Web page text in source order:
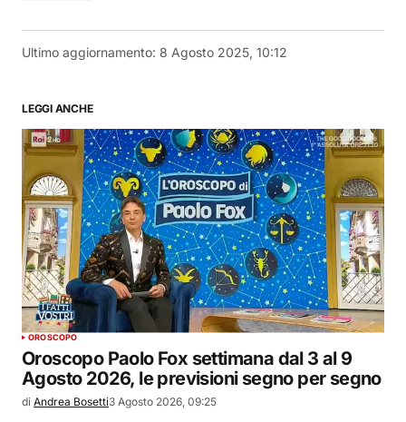
Ultimo aggiornamento: 8 Agosto 2025, 10:12
LEGGI ANCHE
OROSCOPO
Oroscopo Paolo Fox settimana dal 3 al 9
Agosto 2026, le previsioni segno per segno
di Andrea Bosetti3 Agosto 2026, 09:25